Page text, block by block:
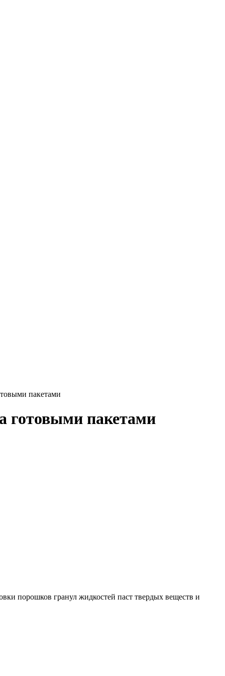
пакетами
готовыми пакетами
порошков гранул жидкостей паст твердых веществ и